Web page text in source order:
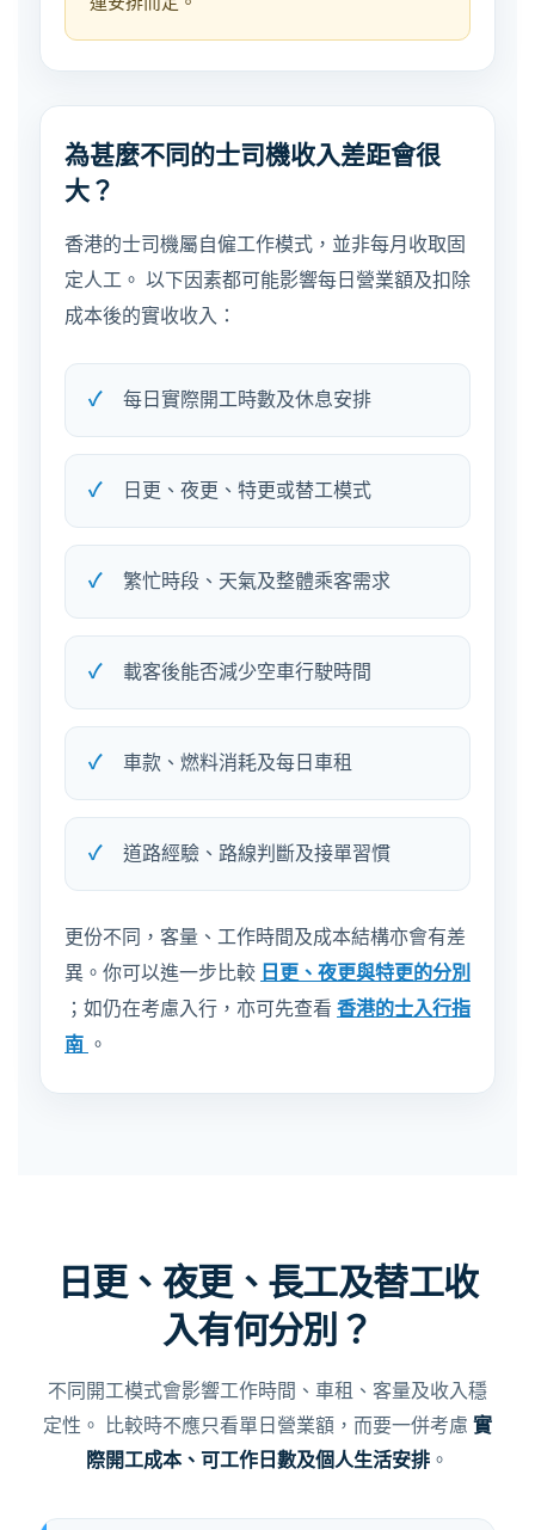
為甚麼不同的士司機收入差距會很
大？
香港的士司機屬自僱工作模式，並非每月收取固
定人工。 以下因素都可能影響每日營業額及扣除
成本後的實收收入：
每日實際開工時數及休息安排
日更、夜更、特更或替工模式
繁忙時段、天氣及整體乘客需求
載客後能否減少空車行駛時間
車款、燃料消耗及每日車租
道路經驗、路線判斷及接單習慣
更份不同，客量、工作時間及成本結構亦會有差
異。你可以進一步比較 日更、夜更與特更的分別
；如仍在考慮入行，亦可先查看 香港的士入行指
南 。
日更、夜更、長工及替工收
入有何分別？
不同開工模式會影響工作時間、車租、客量及收入穩
定性。 比較時不應只看單日營業額，而要一併考慮 實
際開工成本、可工作日數及個人生活安排 。